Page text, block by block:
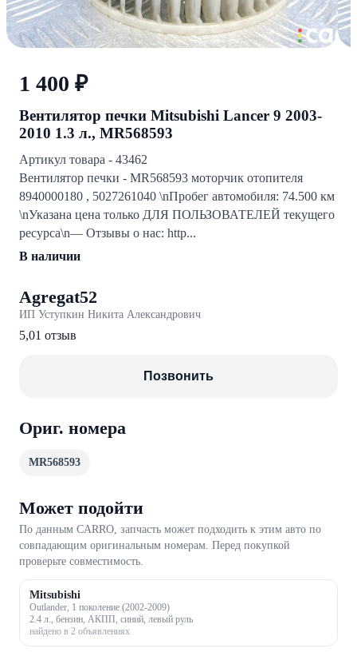
1 400 ₽
Вентилятор печки Mitsubishi Lancer 9 2003-
2010 1.3 л., MR568593
Артикул товара - 43462
Вентилятор печки - MR568593 моторчик отопителя
8940000180 , 5027261040 \nПробег автомобиля: 74.500 км
\nУказана цена только ДЛЯ ПОЛЬЗОВАТЕЛЕЙ текущего
ресурса\n— Отзывы о нас: http...
В наличии
Agregat52
ИП Уступкин Никита Александрович
5,01 отзыв
Позвонить
Ориг. номера
MR568593
Может подойти
По данным CARRO, запчасть может подходить к этим авто по
совпадающим оригинальным номерам. Перед покупкой
проверьте совместимость.
Mitsubishi
Outlander, 1 поколение (2002-2009)
2.4 л., бензин, АКПП, синий, левый руль
найдено в 2 объявлениях